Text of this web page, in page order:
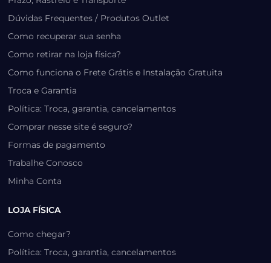
Dúvidas Frequentes / Produtos Outlet
Como recuperar sua senha
Como retirar na loja física?
Como funciona o Frete Grátis e Instalação Gratuita
Troca e Garantia
Política: Troca, garantia, cancelamentos
Comprar nesse site é seguro?
Formas de pagamento
Trabalhe Conosco
Minha Conta
LOJA FÍSICA
Como chegar?
Política: Troca, garantia, cancelamentos